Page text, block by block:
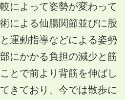
によって姿勢が変わって
による仙腸関節並びに股
運動指導などによる姿勢
にかかる負担の減少と筋
とで前より背筋を伸ばし
きており、今では散歩に